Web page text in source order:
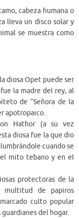
cabeza humana o
lleva un disco solar y
se muestra como
diosa Opet puede ser
la madre del rey, al
de “Señora de la
apotropaico.
Hathor (a su vez
diosa fue la que dio
cuando se
el mito tebano y en el
protectoras de la
multitud de papiros
culto popular
del hogar.